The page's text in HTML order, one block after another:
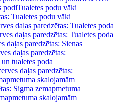
podiTualetes podu vāki
Tualetes podu vāki
daļas paredzētas: Tualetes poda
daļas paredzētas: Tualetes poda
daļas paredzētas: Sienas
daļas paredzētas:
tualetes poda
daļas paredzētas:
skalojamām
Sigma zemapmetuma
skalojamām